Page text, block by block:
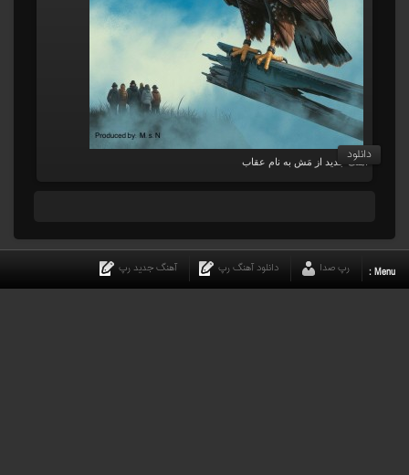
آهنگ جدید از مَش به نام عقاب
دانلود
Menu : رپ صدا دانلود آهنگ رپ آهنگ جدید رپ